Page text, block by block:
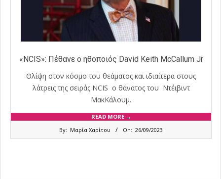
«NCIS»: Πέθανε ο ηθοποιός David Keith McCallum Jr
Θλίψη στον κόσμο του θεάματος και ιδιαίτερα στους
λάτρεις της σειράς NCIS ο θάνατος του Ντέιβιντ
ΜακΚάλουμ.
READ MORE →
By: Μαρία Χαρίτου On: 26/09/2023